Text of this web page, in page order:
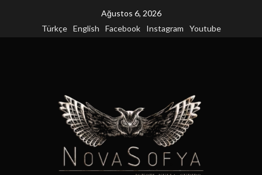
Ağustos 6, 2026
Türkçe
English Facebook Instagram Youtube